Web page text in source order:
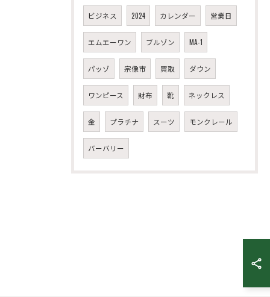
ビジネス 2024 カレンダー 営業日
エムエーワン ブルゾン MA-1
パッゾ 宗像市 買取 ダウン
ワンピース 財布 靴 ネックレス
金 プラチナ スーツ モンクレール
バーバリー